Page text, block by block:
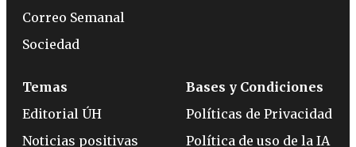
Correo Semanal
Sociedad
Temas
Editorial ÚH
Noticias positivas
Bases y Condiciones
Políticas de Privacidad
Política de uso de la IA